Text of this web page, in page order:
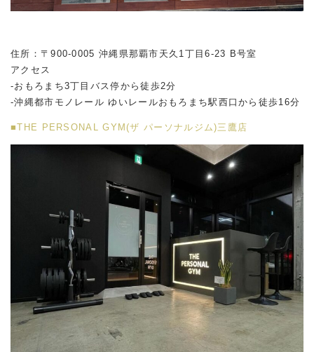
住所：〒900-0005 沖縄県那覇市天久1丁目6-23 B号室
アクセス
-おもろまち3丁目バス停から徒歩2分
-沖縄都市モノレール ゆいレールおもろまち駅西口から徒歩16分
■THE PERSONAL GYM(ザ パーソナルジム)三鷹店